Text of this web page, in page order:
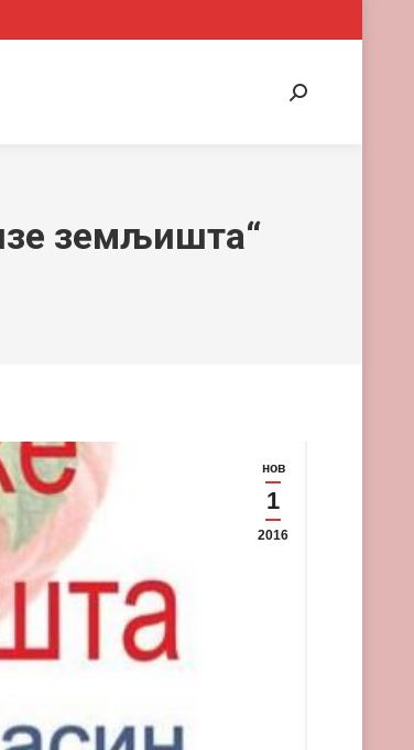
Search:
земљишта“
нов
1
2016